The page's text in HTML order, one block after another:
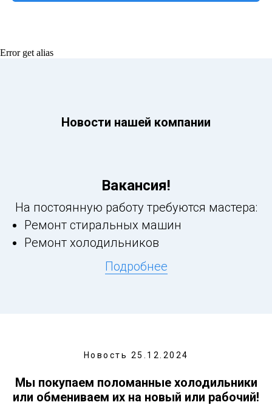
Error get alias
Новости нашей компании
Вакансия!
На постоянную работу требуются мастера:
Ремонт стиральных машин
Ремонт холодильников
Подробнее
Новость 25.12.2024
Мы покупаем поломанные холодильники
или обмениваем их на новый или рабочий!